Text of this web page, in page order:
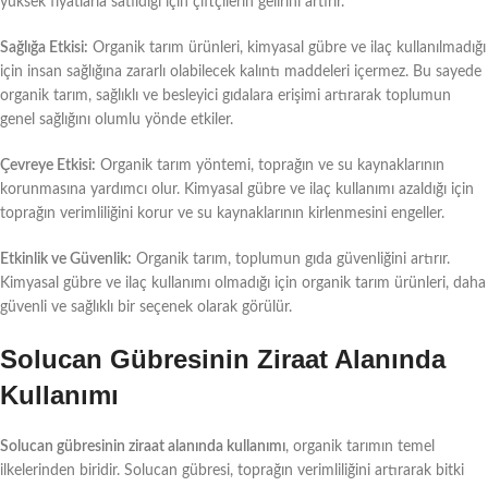
Sağlığa Etkisi: Organik tarım ürünleri, kimyasal gübre ve ilaç kullanılmadığı
için insan sağlığına zararlı olabilecek kalıntı maddeleri içermez. Bu sayede
organik tarım, sağlıklı ve besleyici gıdalara erişimi artırarak toplumun
genel sağlığını olumlu yönde etkiler.
Çevreye Etkisi: Organik tarım yöntemi, toprağın ve su kaynaklarının
korunmasına yardımcı olur. Kimyasal gübre ve ilaç kullanımı azaldığı için
toprağın verimliliğini korur ve su kaynaklarının kirlenmesini engeller.
Etkinlik ve Güvenlik: Organik tarım, toplumun gıda güvenliğini artırır.
Kimyasal gübre ve ilaç kullanımı olmadığı için organik tarım ürünleri, daha
güvenli ve sağlıklı bir seçenek olarak görülür.
Solucan Gübresinin Ziraat Alanında
Kullanımı
Solucan gübresinin ziraat alanında kullanımı, organik tarımın temel
ilkelerinden biridir. Solucan gübresi, toprağın verimliliğini artırarak bitki